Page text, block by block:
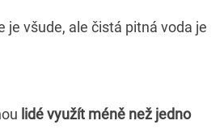
je všude, ale čistá pitná voda je
lidé využít méně než jedno